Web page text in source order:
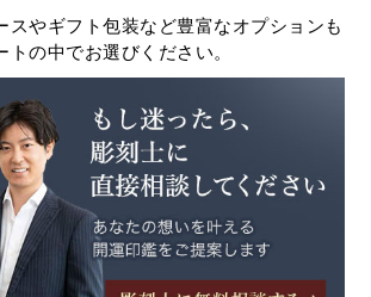
やギフト包装など豊富なオプションも
トの中でお選びください。